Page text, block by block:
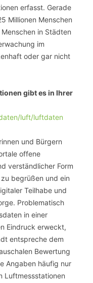
erfasst. Gerade
Millionen Menschen
in Städten
im
oder gar nicht
gibt es in Ihrer
luft/luftdaten
und Bürgern
offene
verständlicher Form
begrüßen und ein
Teilhabe und
Problematisch
in einer
Eindruck erweckt,
entspreche dem
Bewertung
Angaben häufig nur
Luftmessstationen